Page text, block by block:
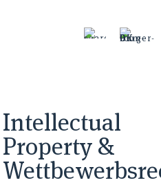
Intellectual
Property &